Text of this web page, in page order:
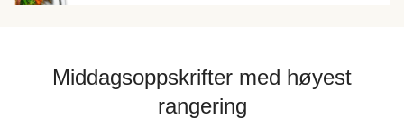
Middagsoppskrifter med høyest
rangering